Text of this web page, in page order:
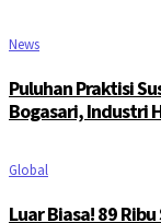
News
Puluhan Praktisi
Bogasari, Industri
Global
Luar Biasa! 89